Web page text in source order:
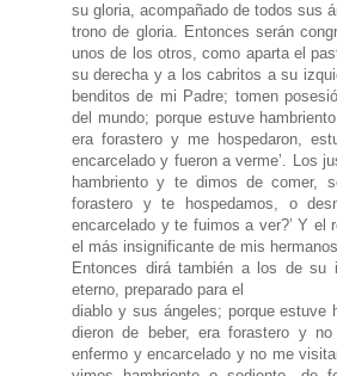
su gloria, acompañado de todos sus
trono de gloria. Entonces serán
unos de los otros, como aparta el
su derecha y a los cabritos a su
benditos de mi Padre; tomen
del mundo; porque estuve
era forastero y me hospedaron,
encarcelado y fueron a verme’. Los
hambriento y te dimos de comer,
forastero y te hospedamos, o
encarcelado y te fuimos a ver?’ Y el
el más insignificante de mis
Entonces dirá también a los de su
eterno, preparado para el
diablo y sus ángeles; porque estuve
dieron de beber, era forastero y
enfermo y encarcelado y no me